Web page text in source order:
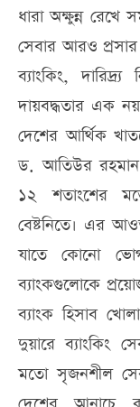
ধারা অক্ষুন্ন রেখে
সেবার আরও প্রসার
ব্যাংকিং,
দায়বদ্ধতার এক
দেশের আর্থিক
ড. আতিউর
১২ শতাংশের
বেষ্টনিতে। এর
যাতে কোনো
ব্যাংকগুলোকে
ব্যাংক হিসাব
দুয়ারে ব্যাংকিং
মতো সৃজনশীল